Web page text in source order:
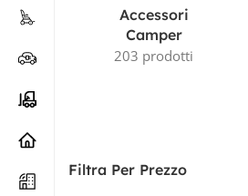
Accessori
Camper
203 prodotti
Filtra Per Prezzo